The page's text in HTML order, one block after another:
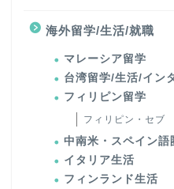
海外留学/生活/就職
マレーシア留学
台湾留学/生活/イン
フィリピン留学
フィリピン・セブ
中南米・スペイン語
イタリア生活
フィンランド生活